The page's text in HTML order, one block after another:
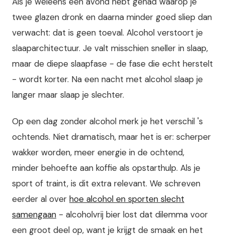
twee glazen dronk en daarna minder goed sliep dan
verwacht: dat is geen toeval. Alcohol verstoort je
slaaparchitectuur. Je valt misschien sneller in slaap,
maar de diepe slaapfase - de fase die echt herstelt
- wordt korter. Na een nacht met alcohol slaap je
langer maar slaap je slechter.
Op een dag zonder alcohol merk je het verschil 's
ochtends. Niet dramatisch, maar het is er: scherper
wakker worden, meer energie in de ochtend,
minder behoefte aan koffie als opstarthulp. Als je
sport of traint, is dit extra relevant. We schreven
eerder al over hoe alcohol en sporten slecht
samengaan - alcoholvrij bier lost dat dilemma voor
een groot deel op, want je krijgt de smaak en het